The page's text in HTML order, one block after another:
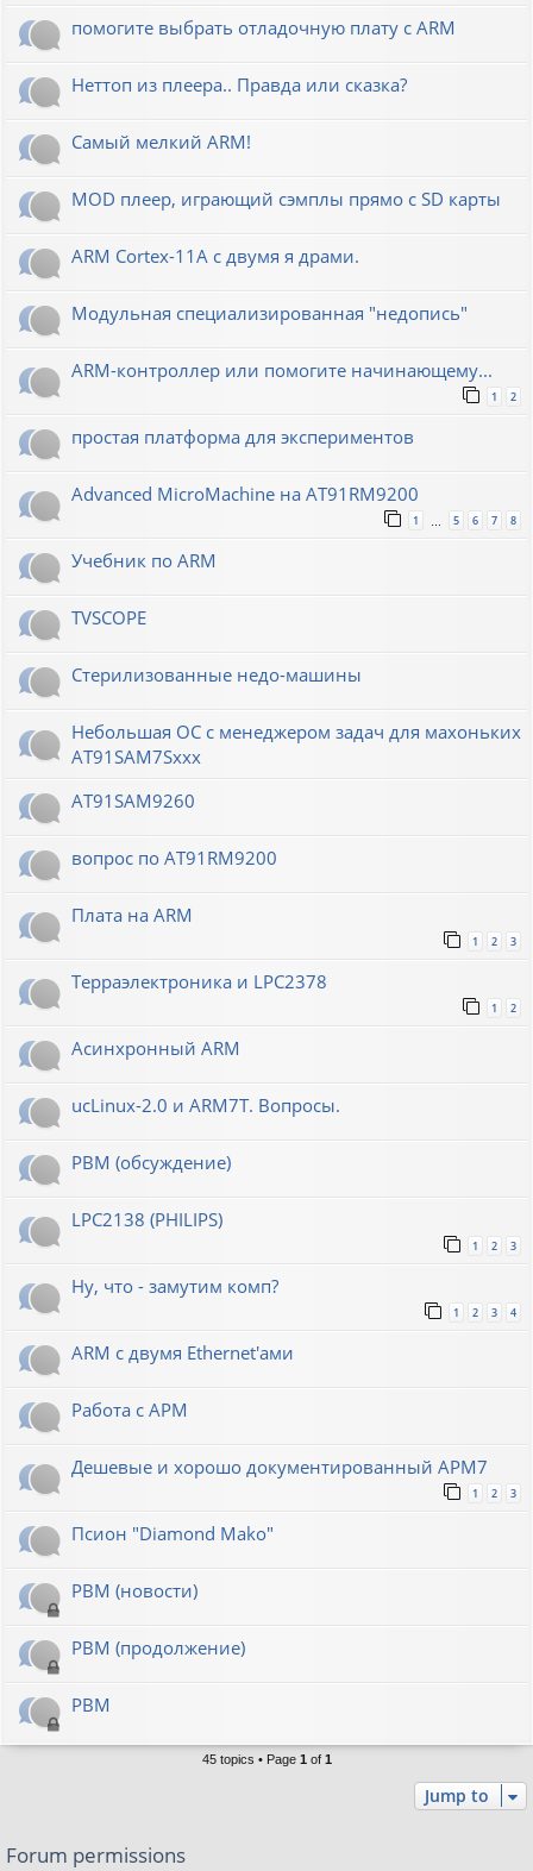
помогите выбрать отладочную плату с ARM
Неттоп из плеера.. Правда или сказка?
Самый мелкий ARM!
MOD плеер, играющий сэмплы прямо с SD карты
ARM Cortex-11A с двумя я драми.
Модульная специализированная "недопись"
ARM-контроллер или помогите начинающему...
1 2
простая платформа для экспериментов
Advanced MicroMachine на AT91RM9200
1 5 6 7 8
Учебник по ARM
TVSCOPE
Стерилизованные недо-машины
Небольшая ОС с менеджером задач для махоньких
AT91SAM7Sxxx
AT91SAM9260
вопрос по AT91RM9200
Плата на ARM
1 2 3
Терраэлектроника и LPC2378
1 2
Асинхронный ARM
ucLinux-2.0 и ARM7T. Вопросы.
РВМ (обсуждение)
LPC2138 (PHILIPS)
1 2 3
Ну, что - замутим комп?
1 2 3 4
ARM с двумя Ethernet'ами
Работа с АРМ
Дешевые и хорошо документированный АРМ7
1 2 3
Псион "Diamond Mako"
РВМ (новости)
РВМ (продолжение)
РВМ
45 topics • Page 1 of 1
Jump to
Forum permissions